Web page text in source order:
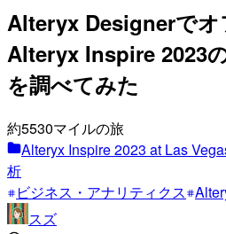
Alteryx Designerでオ
Alteryx Inspire 2023
を調べてみた
約5530マイルの旅
Alteryx Inspire 2023 at Las
析
ビジネス・アナリティクス
スズ